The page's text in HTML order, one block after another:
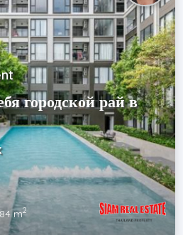
городской рай в
m2